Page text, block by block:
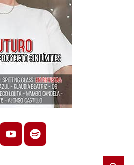
youtubespotify